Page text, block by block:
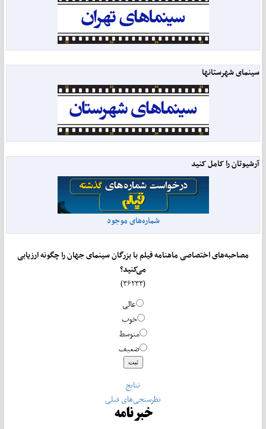
سینمای شهرستانها
آرشیوتان را کامل کنید
شماره‌های موجود
مصاحبه‌های اختصاصی ماهنامه فیلم با بزرگان سینمای جهان را چگونه ارزیابی
می‌کنید؟
عالی
خوب
متوسط
ضعیف
نتایج
نظرسنجی‌های قبلی
خبرنامه